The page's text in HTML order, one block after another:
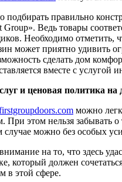
подбирать правильно
Ведь товары
Необходимо отметить,
может приятно удивить
сделать дом
вместе с услугой
и ценовая политика на
можно
При этом нельзя забывать
случае можно без особых
на то, что здесь
который должен
в этой сфере.